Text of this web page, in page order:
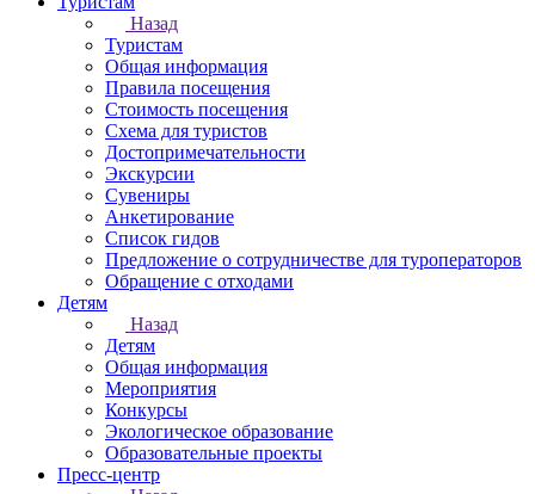
Назад
Туристам
Общая информация
Правила посещения
Стоимость посещения
Схема для туристов
Достопримечательности
Экскурсии
Сувениры
Анкетирование
Список гидов
Предложение о сотрудничестве для туроператоров
Обращение с отходами
Детям
Назад
Детям
Общая информация
Мероприятия
Конкурсы
Экологическое образование
Образовательные проекты
Пресс-центр